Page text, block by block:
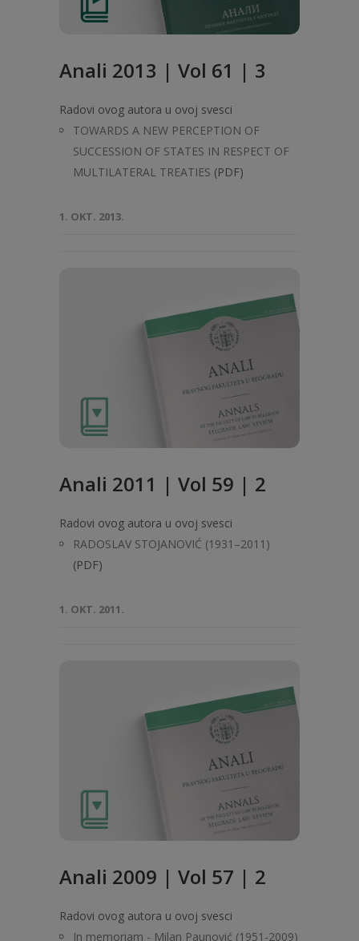
Anali 2013 | Vol 61 | 3
Radovi ovog autora u ovoj svesci
TOWARDS A NEW PERCEPTION OF
SUCCESSION OF STATES IN RESPECT OF
MULTILATERAL TREATIES (PDF)
1. OKT. 2013.
Anali 2011 | Vol 59 | 2
Radovi ovog autora u ovoj svesci
RADOSLAV STOJANOVIĆ (1931–2011)
(PDF)
1. OKT. 2011.
Anali 2009 | Vol 57 | 2
Radovi ovog autora u ovoj svesci
In memoriam - Milan Paunović (1951-2009)